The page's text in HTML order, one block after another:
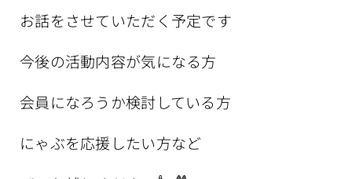
お話をさせていただく予定です
今後の活動内容が気になる方
会員になろうか検討している方
にゃぶを応援したい方など